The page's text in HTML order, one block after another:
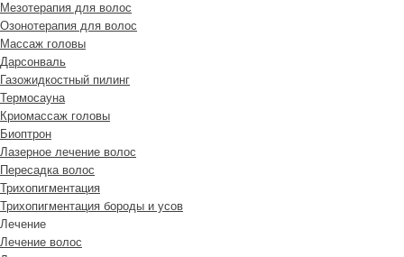
Мезотерапия для волос
Озонотерапия для волос
Массаж головы
Дарсонваль
Газожидкостный пилинг
Термосауна
Криомассаж головы
Биоптрон
Лазерное лечение волос
Пересадка волос
Трихопигментация
Трихопигментация бороды и усов
Лечение
Лечение волос